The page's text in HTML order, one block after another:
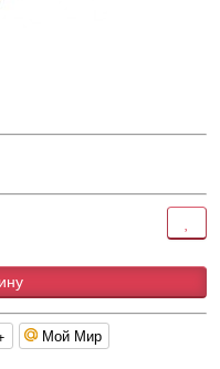
Мой Мир